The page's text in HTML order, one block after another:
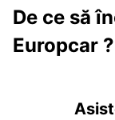
De ce să
Europcar ?